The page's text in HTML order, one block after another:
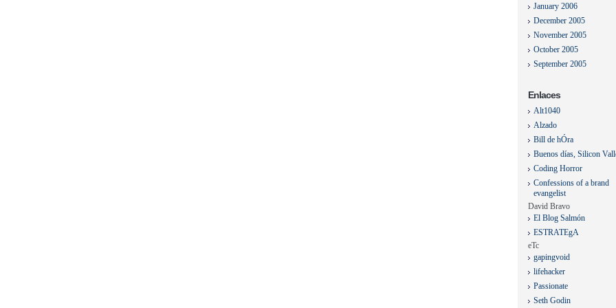
January 2006
December 2005
November 2005
October 2005
September 2005
Enlaces
Alt1040
Alzado
Bill de hÓra
Buenos días, Silicon
Coding Horror
Confessions of a brand
evangelist
David Bravo
El Blog Salmón
ESTRATEgA
eTc
gapingvoid
lifehacker
Passionate
Seth Godin